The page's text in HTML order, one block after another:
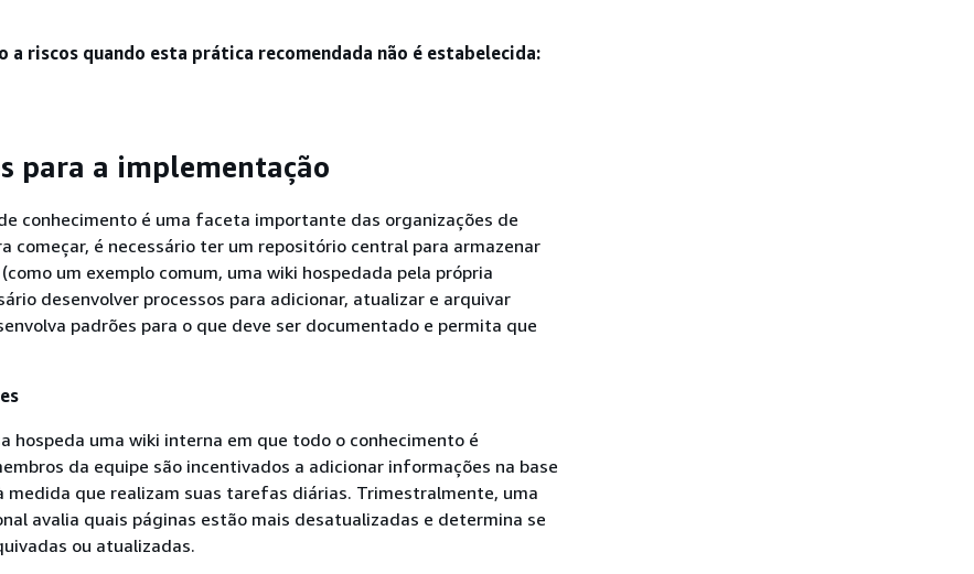
a riscos quando esta prática recomendada não é estabelecida:
para a implementação
conhecimento é uma faceta importante das organizações de
começar, é necessário ter um repositório central para armazenar
um exemplo comum, uma wiki hospedada pela própria
desenvolver processos para adicionar, atualizar e arquivar
padrões para o que deve ser documentado e permita que
hospeda uma wiki interna em que todo o conhecimento é
da equipe são incentivados a adicionar informações na base
medida que realizam suas tarefas diárias. Trimestralmente, uma
avalia quais páginas estão mais desatualizadas e determina se
ou atualizadas.